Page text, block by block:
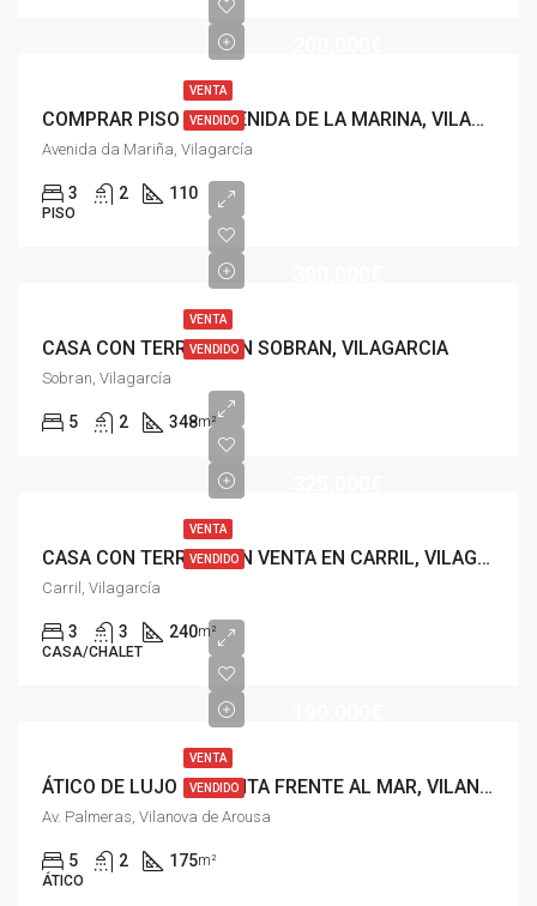
VENTA
VENDIDO COMPRAR PISO EN AVENIDA DE LA MARINA, VILAGARCIA
Avenida da Mariña, Vilagarcía
3 2 110
PISO
VENTA
VENDIDO
CASA CON TERRENO EN SOBRAN, VILAGARCIA
Sobran, Vilagarcía
5 2 348m²
VENTA
VENDIDO CASA CON TERRENO EN VENTA EN CARRIL, VILAGARCIA
Carril, Vilagarcía
3 3 240m²
CASA/CHALET
VENTA
VENDIDO ÁTICO DE LUJO EN VENTA FRENTE AL MAR, VILANOVA DE AROUSA
Av. Palmeras, Vilanova de Arousa
5 2 175m²
ÁTICO